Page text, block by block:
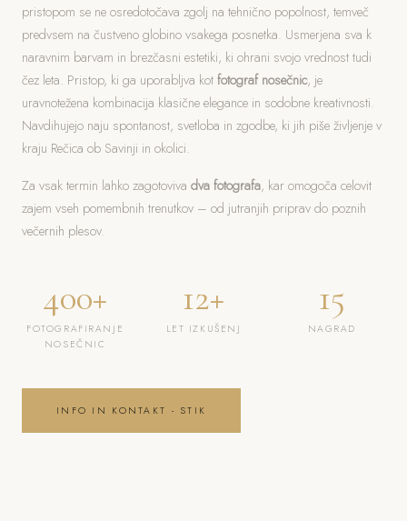
pristopom se ne osredotočava zgolj na tehnično popolnost, temveč
predvsem na čustveno globino vsakega posnetka. Usmerjena sva k
naravnim barvam in brezčasni estetiki, ki ohrani svojo vrednost tudi
čez leta. Pristop, ki ga uporabljva kot fotograf nosečnic, je
uravnotežena kombinacija klasične elegance in sodobne kreativnosti.
Navdihujejo naju spontanost, svetloba in zgodbe, ki jih piše življenje v
kraju Rečica ob Savinji in okolici.
Za vsak termin lahko zagotoviva dva fotografa, kar omogoča celovit
zajem vseh pomembnih trenutkov – od jutranjih priprav do poznih
večernih plesov.
400+
FOTOGRAFIRANJE
NOSEČNIC
12+
LET IZKUŠENJ
15
NAGRAD
INFO IN KONTAKT - STIK